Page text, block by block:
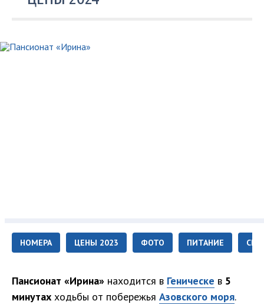
НОМЕРА ЦЕНЫ 2023 ФОТО ПИТАНИЕ
Пансионат «Ирина» находится в Геническе в 5
минутах ходьбы от побережья Азовского моря.